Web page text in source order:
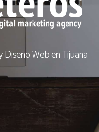
Web en Tijuana